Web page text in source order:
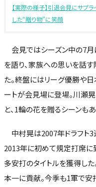
【実際の様子】引退会見にサプ
した“贈り物”に笑顔
会見ではシーズン中の7月
を語り、家族への思いを話
た。終盤にはリーグ優勝や
ートが会見場に登場。川瀬
と、1輪の花を贈るシーンもあ
中村晃は2007年ドラフト3
2013年に初めて規定打席に
多安打のタイトルを獲得した
本一に貢献。今季も1軍で